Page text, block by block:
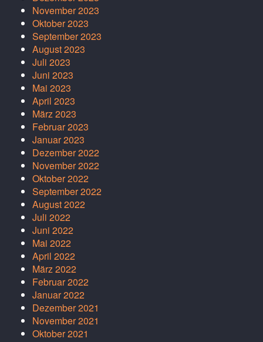
November 2023
Oktober 2023
September 2023
August 2023
Juli 2023
Juni 2023
Mai 2023
April 2023
März 2023
Februar 2023
Januar 2023
Dezember 2022
November 2022
Oktober 2022
September 2022
August 2022
Juli 2022
Juni 2022
Mai 2022
April 2022
März 2022
Februar 2022
Januar 2022
Dezember 2021
November 2021
Oktober 2021